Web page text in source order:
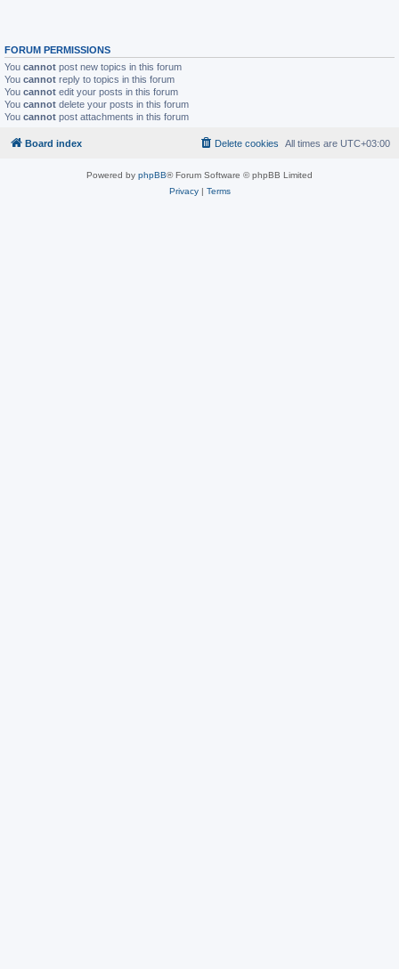
FORUM PERMISSIONS
You cannot post new topics in this forum
You cannot reply to topics in this forum
You cannot edit your posts in this forum
You cannot delete your posts in this forum
You cannot post attachments in this forum
Board index All times are UTC+03:00
Delete cookies
Powered by phpBB® Forum Software © phpBB Limited
Privacy| Terms